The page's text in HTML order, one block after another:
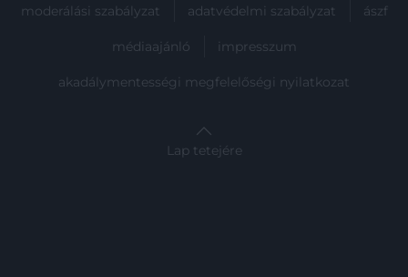
moderálási szabályzat adatvédelmi szabályzat ászf
médiaajánló impresszum
akadálymentességi megfelelőségi nyilatkozat
Lap tetejére